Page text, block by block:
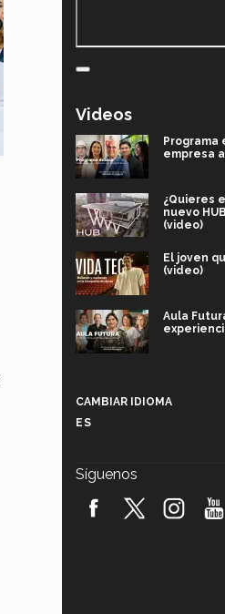
Videos
Programa
empresa
¿Quieres
nuevo
(video)
El joven
(video)
Aula
robótica
CAMBIAR IDIOMA
ES
Síguenos